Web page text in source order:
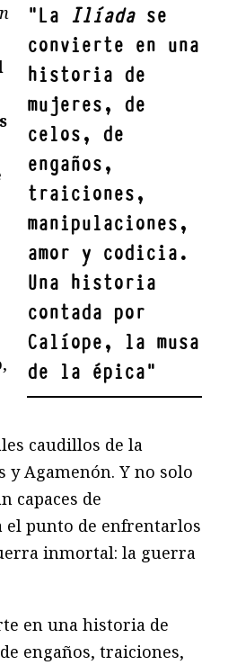
"La Ilíadase
convierte en una
historia de
mujeres, de
celos, de
engaños,
traiciones,
manipulaciones,
amor y codicia.
Una historia
contada por
Calíope, la musa
de la épica"
caudillos de la
y Agamenón. Y no solo
capaces de
el punto de enfrentarlos
inmortal: la guerra
en una historia de
engaños, traiciones,